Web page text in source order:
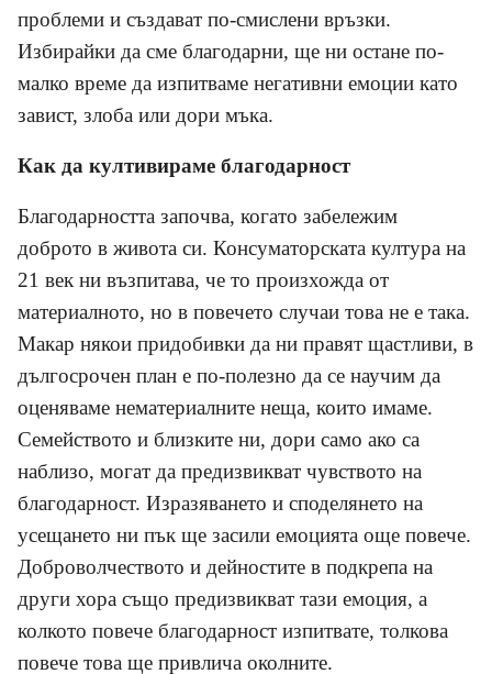
проблеми и създават по-смислени връзки.
Избирайки да сме благодарни, ще ни остане по-
малко време да изпитваме негативни емоции като
завист, злоба или дори мъка.
Как да култивираме благодарност
Благодарността започва, когато забележим
доброто в живота си. Консуматорската култура на
21 век ни възпитава, че то произхожда от
материалното, но в повечето случаи това не е така.
Макар някои придобивки да ни правят щастливи, в
дългосрочен план е по-полезно да се научим да
оценяваме нематериалните неща, които имаме.
Семейството и близките ни, дори само ако са
наблизо, могат да предизвикват чувството на
благодарност. Изразяването и споделянето на
усещането ни пък ще засили емоцията още повече.
Доброволчеството и дейностите в подкрепа на
други хора също предизвикват тази емоция, а
колкото повече благодарност изпитвате, толкова
повече това ще привлича околните.